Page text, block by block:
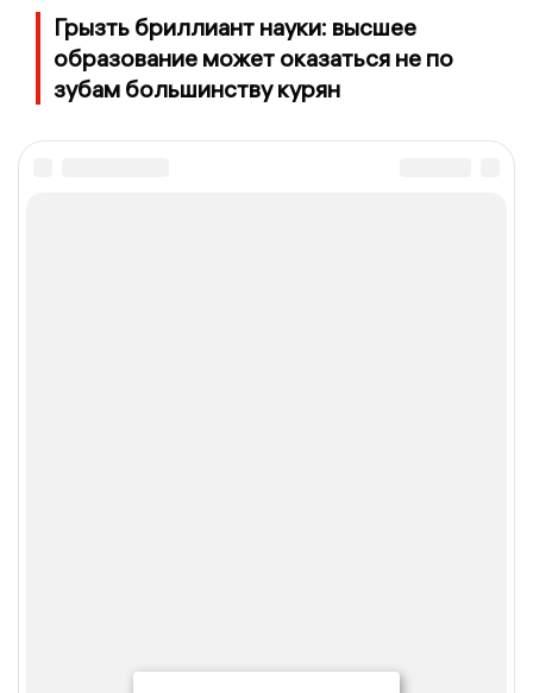
Грызть бриллиант науки: высшее
образование может оказаться не по
зубам большинству курян